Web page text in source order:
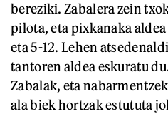
bereziki. Zabalera zein
pilota, eta pixkanaka
eta 5-12. Lehen
tantoren aldea eskuratu
Zabalak, eta
ala biek hortzak estututa